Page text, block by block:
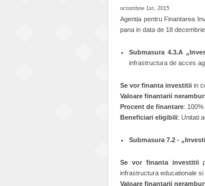
octombrie 1st, 2015
Agentia pentru Finantarea
pana in data de 18
Submasura 4.3.A
infrastructura de acces
Se vor finanta investitii in
Valoare finantarii
Procent de finantare: 100%
Beneficiari eligibili: Unitati
Submasura 7.2 ‐
Se vor finanta investitii
infrastructura educationale si
Valoare finantarii